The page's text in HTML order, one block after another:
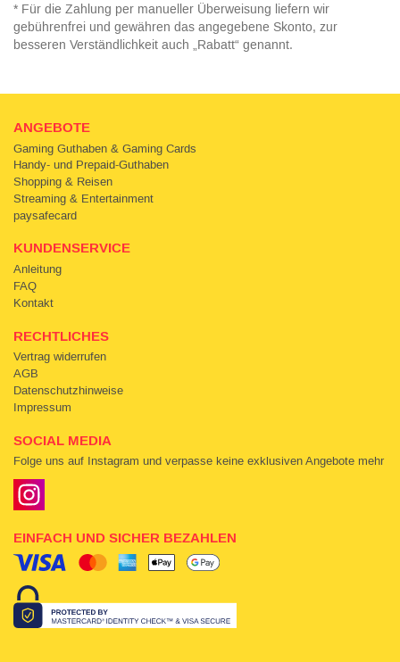
* Für die Zahlung per manueller Überweisung liefern wir
gebührenfrei und gewähren das angegebene Skonto, zur
besseren Verständlichkeit auch „Rabatt“ genannt.
ANGEBOTE
Gaming Guthaben & Gaming Cards
Handy- und Prepaid-Guthaben
Shopping & Reisen
Streaming & Entertainment
paysafecard
KUNDENSERVICE
Anleitung
FAQ
Kontakt
RECHTLICHES
Vertrag widerrufen
AGB
Datenschutzhinweise
Impressum
SOCIAL MEDIA
Folge uns auf Instagram und verpasse keine exklusiven Angebote mehr
EINFACH UND SICHER BEZAHLEN